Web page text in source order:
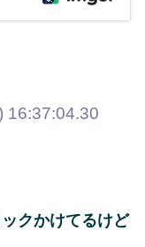
16:37:04.30
クかけてるけど